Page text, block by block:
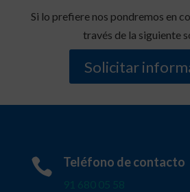
Si lo prefiere nos pondremos en
través de la siguiente
Solicitar
 Teléfono de contacto
91 680 05 58